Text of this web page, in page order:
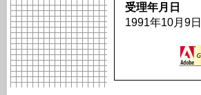
受理年月日
1991年10月9日